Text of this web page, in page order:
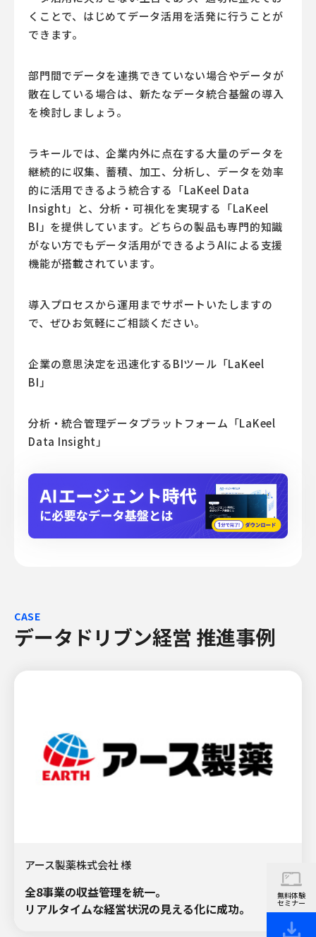
無料体験
セミナー
くことで、はじめてデータ活用を活発に行うことが
できます。
部門間でデータを連携できていない場合やデータが
散在している場合は、新たなデータ統合基盤の導入
を検討しましょう。
ラキールでは、企業内外に点在する大量のデータを
継続的に収集、蓄積、加工、分析し、データを効率
的に活用できるよう統合する「LaKeel Data
Insight」と、分析・可視化を実現する「LaKeel
BI」を提供しています。どちらの製品も専門的知識
がない方でもデータ活用ができるようAIによる支援
機能が搭載されています。
導入プロセスから運用までサポートいたしますの
で、ぜひお気軽にご相談ください。
企業の意思決定を迅速化するBIツール「LaKeel
BI」
分析・統合管理データプラットフォーム「LaKeel
Data Insight」
CASE
データドリブン経営 推進事例
アース製薬株式会社 様
全8事業の収益管理を統一。
リアルタイムな経営状況の見える化に成功。